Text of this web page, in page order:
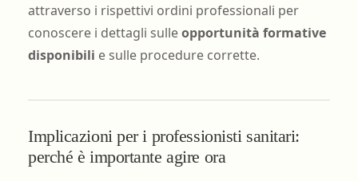
attraverso i rispettivi ordini professionali per
conoscere i dettagli sulleopportunità formative
disponibili e sulle procedure corrette.
Implicazioni per i professionisti sanitari:
perché è importante agire ora